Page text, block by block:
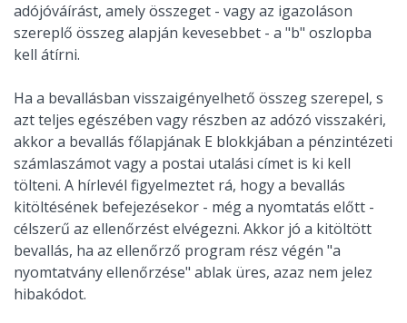
adójóváírást, amely összeget - vagy az igazoláson
szereplő összeg alapján kevesebbet - a "b" oszlopba
kell átírni.
Ha a bevallásban visszaigényelhető összeg szerepel, s
azt teljes egészében vagy részben az adózó visszakéri,
akkor a bevallás főlapjának E blokkjában a pénzintézeti
számlaszámot vagy a postai utalási címet is ki kell
tölteni. A hírlevél figyelmeztet rá, hogy a bevallás
kitöltésének befejezésekor - még a nyomtatás előtt -
célszerű az ellenőrzést elvégezni. Akkor jó a kitöltött
bevallás, ha az ellenőrző program rész végén "a
nyomtatvány ellenőrzése" ablak üres, azaz nem jelez
hibakódot.